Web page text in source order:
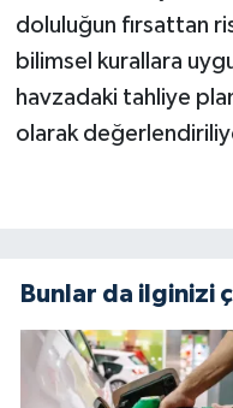
doluluğun fırsattan
bilimsel kurallara
havzadaki tahliye
olarak
Bunlar da ilginizi